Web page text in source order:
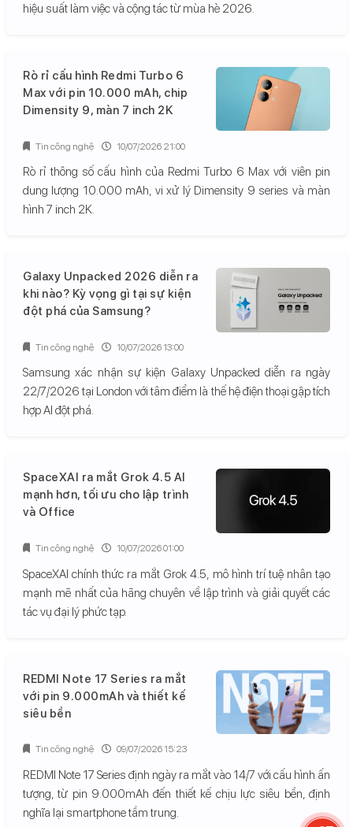
hiệu suất làm việc và cộng tác từ mùa hè 2026.
Rò rỉ cấu hình Redmi Turbo 6
Max với pin 10.000 mAh, chip
Dimensity 9, màn 7 inch 2K
Rò rỉ thông số cấu hình của Redmi Turbo 6 Max với viên pin
dung lượng 10.000 mAh, vi xử lý Dimensity 9 series và màn
hình 7 inch 2K.
Tin công nghệ 10/07/2026 21:00
Galaxy Unpacked 2026 diễn ra
khi nào? Kỳ vọng gì tại sự kiện
đột phá của Samsung?
Samsung xác nhận sự kiện Galaxy Unpacked diễn ra ngày
22/7/2026 tại London với tâm điểm là thế hệ điện thoại gập tích
hợp AI đột phá.
Tin công nghệ 10/07/2026 13:00
SpaceXAI ra mắt Grok 4.5 AI
mạnh hơn, tối ưu cho lập trình
và Office
SpaceXAI chính thức ra mắt Grok 4.5, mô hình trí tuệ nhân tạo
mạnh mẽ nhất của hãng chuyên về lập trình và giải quyết các
tác vụ đại lý phức tạp.
Tin công nghệ 10/07/2026 01:00
REDMI Note 17 Series ra mắt
với pin 9.000mAh và thiết kế
siêu bền
REDMI Note 17 Series định ngày ra mắt vào 14/7 với cấu hình ấn
tượng, từ pin 9.000mAh đến thiết kế chịu lực siêu bền, định
nghĩa lại smartphone tầm trung.
Tin công nghệ 09/07/2026 15:23